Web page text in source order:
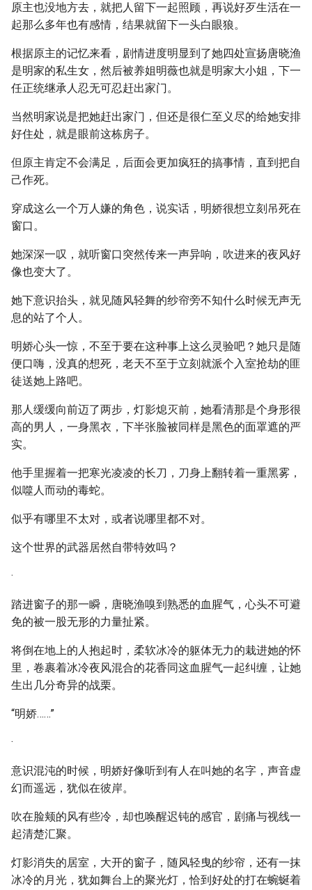
原主也没地方去，就把人留下一起照顾，再说好歹生活在一
起那么多年也有感情，结果就留下一头白眼狼。
根据原主的记忆来看，剧情进度明显到了她四处宣扬唐晓渔
是明家的私生女，然后被养姐明薇也就是明家大小姐，下一
任正统继承人忍无可忍赶出家门。
当然明家说是把她赶出家门，但还是很仁至义尽的给她安排
好住处，就是眼前这栋房子。
但原主肯定不会满足，后面会更加疯狂的搞事情，直到把自
己作死。
穿成这么一个万人嫌的角色，说实话，明娇很想立刻吊死在
窗口。
她深深一叹，就听窗口突然传来一声异响，吹进来的夜风好
像也变大了。
她下意识抬头，就见随风轻舞的纱帘旁不知什么时候无声无
息的站了个人。
明娇心头一惊，不至于要在这种事上这么灵验吧？她只是随
便口嗨，没真的想死，老天不至于立刻就派个入室抢劫的匪
徒送她上路吧。
那人缓缓向前迈了两步，灯影熄灭前，她看清那是个身形很
高的男人，一身黑衣，下半张脸被同样是黑色的面罩遮的严
实。
他手里握着一把寒光凌凌的长刀，刀身上翻转着一重黑雾，
似噬人而动的毒蛇。
似乎有哪里不太对，或者说哪里都不对。
这个世界的武器居然自带特效吗？
·
踏进窗子的那一瞬，唐晓渔嗅到熟悉的血腥气，心头不可避
免的被一股无形的力量扯紧。
将倒在地上的人抱起时，柔软冰冷的躯体无力的栽进她的怀
里，卷裹着冰冷夜风混合的花香同这血腥气一起纠缠，让她
生出几分奇异的战栗。
“明娇……”
·
意识混沌的时候，明娇好像听到有人在叫她的名字，声音虚
幻而遥远，犹似在彼岸。
吹在脸颊的风有些冷，却也唤醒迟钝的感官，剧痛与视线一
起清楚汇聚。
灯影消失的居室，大开的窗子，随风轻曳的纱帘，还有一抹
冰冷的月光，犹如舞台上的聚光灯，恰到好处的打在蜿蜒着